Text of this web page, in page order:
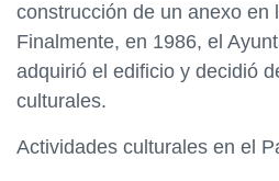
construcción de un anexo en
Finalmente, en 1986, el
adquirió el edificio y decidió
culturales.
Actividades culturales en el